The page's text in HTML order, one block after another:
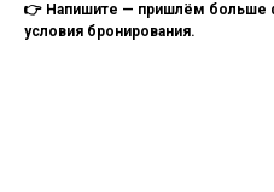
👉 Напишите — пришлём больше
условия бронирования.